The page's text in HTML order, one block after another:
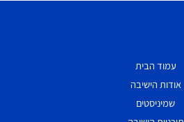
עמוד הבית
אודות הישיבה
שמיניסטים